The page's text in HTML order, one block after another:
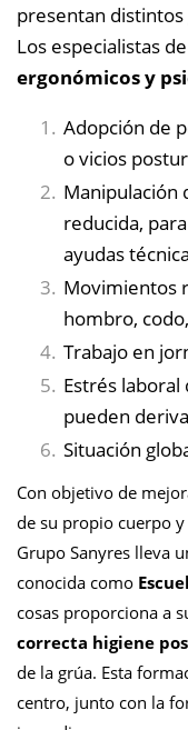
presentan
Los especialistas de
ergonómicos y
Adopción de
o vicios
Manipulación
reducida,
ayudas
Movimientos
hombro,
Trabajo en
Estrés
pueden
Situación
Con objetivo de
de su propio cuerpo
Grupo Sanyres lleva
conocida como
cosas proporciona a
correcta higiene
de la grúa. Esta
centro, junto con la